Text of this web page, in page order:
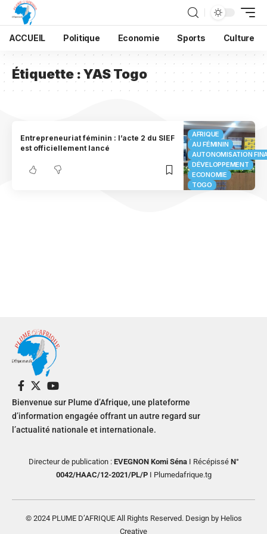
ACCUEIL Politique Economie Sports Culture
Étiquette :YAS Togo
AFRIQUE
AU FÉMININ
AUTONOMISATION
DÉVELOPPEMENT
ECONOMIE
TOGO
Entrepreneuriat féminin : l’acte 2 du SIEF
est officiellement lancé
Bienvenue sur Plume d’Afrique, une plateforme
d’information engagée offrant un autre regard sur
l’actualité nationale et internationale.
Directeur de publication : EVEGNON Komi SénaI RécépisséN°
0042/HAAC/12-2021/PL/PI Plumedafrique.tg
© 2024 PLUME D’AFRIQUE All Rights Reserved. Design by Helios
Creative